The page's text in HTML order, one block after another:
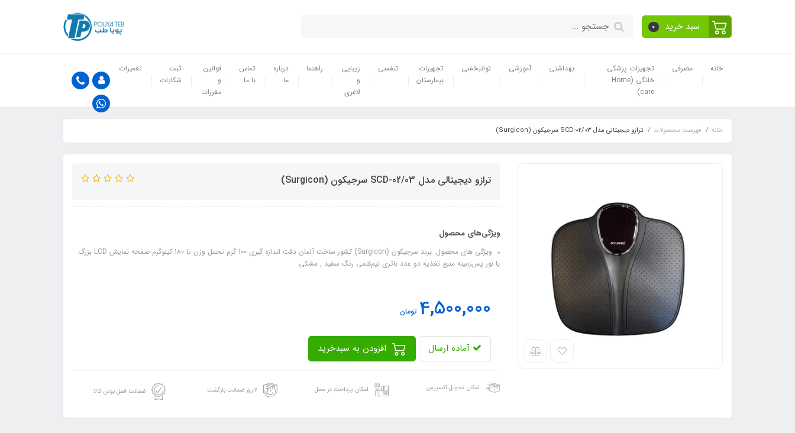
سبد خرید 0
خانه مصرفی
تجهیزات پزشکی
خانگی (Home
care)
بهداشتی آموزشی توانبخشی
تجهیزات
بیمارستان
تنفسی
زیبایی
و
لاغری
راهنما
درباره
ما
تماس
با ما
قوانین
و
مقررات
ثبت
شکایات
تعمیرات
خانه فهرست محصولات ترازو دیجیتالی مدل SCD-02/03 سرجیکون (Surgicon)
ترازو دیجیتالی مدل SCD-02/03 سرجیکون (Surgicon)
ویژگی‌های محصول
ویژگی های محصول: برند سرجیکون (Surgicon) کشور ساخت آلمان دقت اندازه گیری 100 گرم تحمل وزن تا 180 کیلوگرم صفحه نمایش LCD بزرگ
با نور پس‌زمینه منبع تغذیه دو عدد باتری نیم‌قلمی رنگ سفید , مشکی
4,500,000 تومان
آماده ارسال
امکان تحویل اکسپرس امکان پرداخت در محل ۷ روز ضمانت بازگشت ضمانت اصل بودن کالا